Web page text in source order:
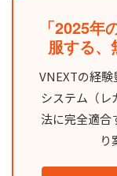
「2025
服する、
VNEXTの経
システム（レ
法に完全適合
り